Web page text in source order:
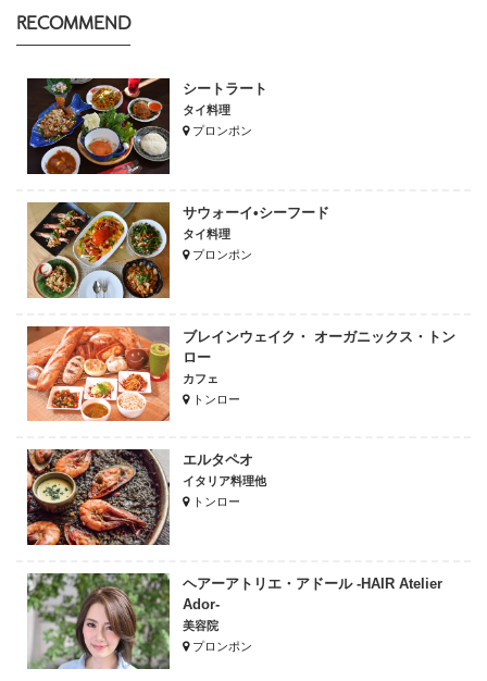
RECOMMEND
シートラート
タイ料理
プロンポン
サウォーイ•シーフード
タイ料理
プロンポン
ブレインウェイク・ オーガニックス・トン
ロー
カフェ
トンロー
エルタペオ
イタリア料理他
トンロー
ヘアーアトリエ・アドール -HAIR Atelier
Ador-
美容院
プロンポン